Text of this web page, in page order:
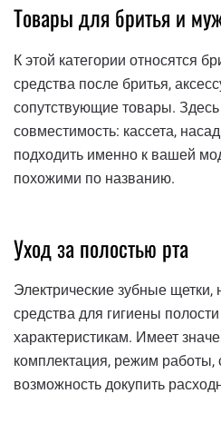
Товары для бритья и
К этой категории относятся
средства после бритья,
сопутствующие товары.
совместимость: кассета,
подходить именно к вашей
похожими по названию.
Уход за полостью рта
Электрические зубные щетки,
средства для гигиены
характеристикам. Имеет
комплектация, режим работы,
возможность докупить